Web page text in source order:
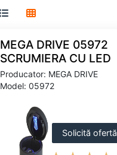
MEGA DRIVE 05972
SCRUMIERA CU LED
Producator: MEGA DRIVE
Model: 05972
Solicită ofertă